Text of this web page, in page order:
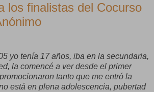
los finalistas del Cocurso
yo tenía 17 años, iba en la secundaria,
la comencé a ver desde el primer
tanto que me entró la
está en plena adolescencia, pubertad